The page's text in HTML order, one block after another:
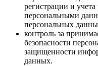
регистрации и
персональными
персональных
контроль за
безопасности
защищенности
данных.